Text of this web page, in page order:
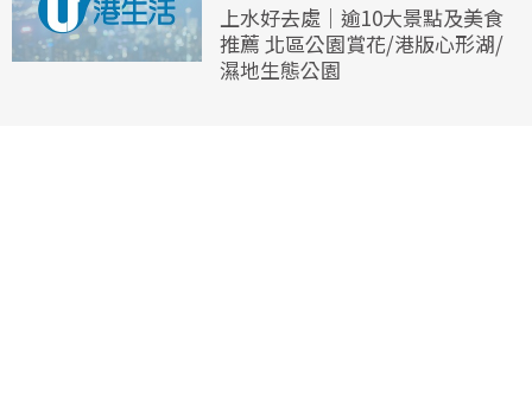
上水好去處｜逾10大景點及美食
推薦 北區公園賞花/港版心形湖/
濕地生態公園